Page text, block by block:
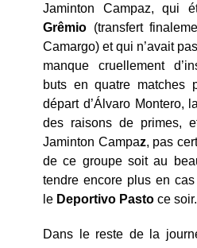
Jaminton Campaz, qui
Grêmio (transfert
Camargo) et qui n’avait
manque cruellement
buts en quatre matches
départ d’Álvaro Montero,
des raisons de primes,
Jaminton Campaz, pas
de ce groupe soit au
tendre encore plus en
le Deportivo Pasto ce soir.
Dans le reste de la